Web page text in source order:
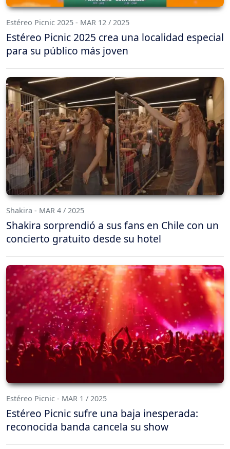
Estéreo Picnic 2025 - MAR 12 / 2025
Estéreo Picnic 2025 crea una localidad especial
para su público más joven
Shakira - MAR 4 / 2025
Shakira sorprendió a sus fans en Chile con un
concierto gratuito desde su hotel
Estéreo Picnic - MAR 1 / 2025
Estéreo Picnic sufre una baja inesperada:
reconocida banda cancela su show